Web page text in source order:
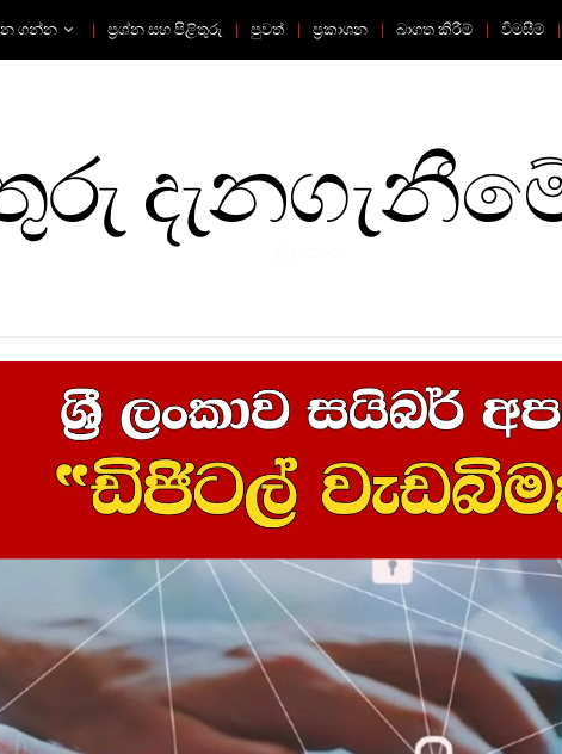
ගන්න ප්‍රශ්න සහ පිළිතුරු පුවත් ප්‍රකාශන බාගත කිරීම් විමසීම්